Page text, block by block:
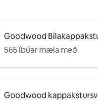
Goodwood
565 íbúar mæla með
Goodwood